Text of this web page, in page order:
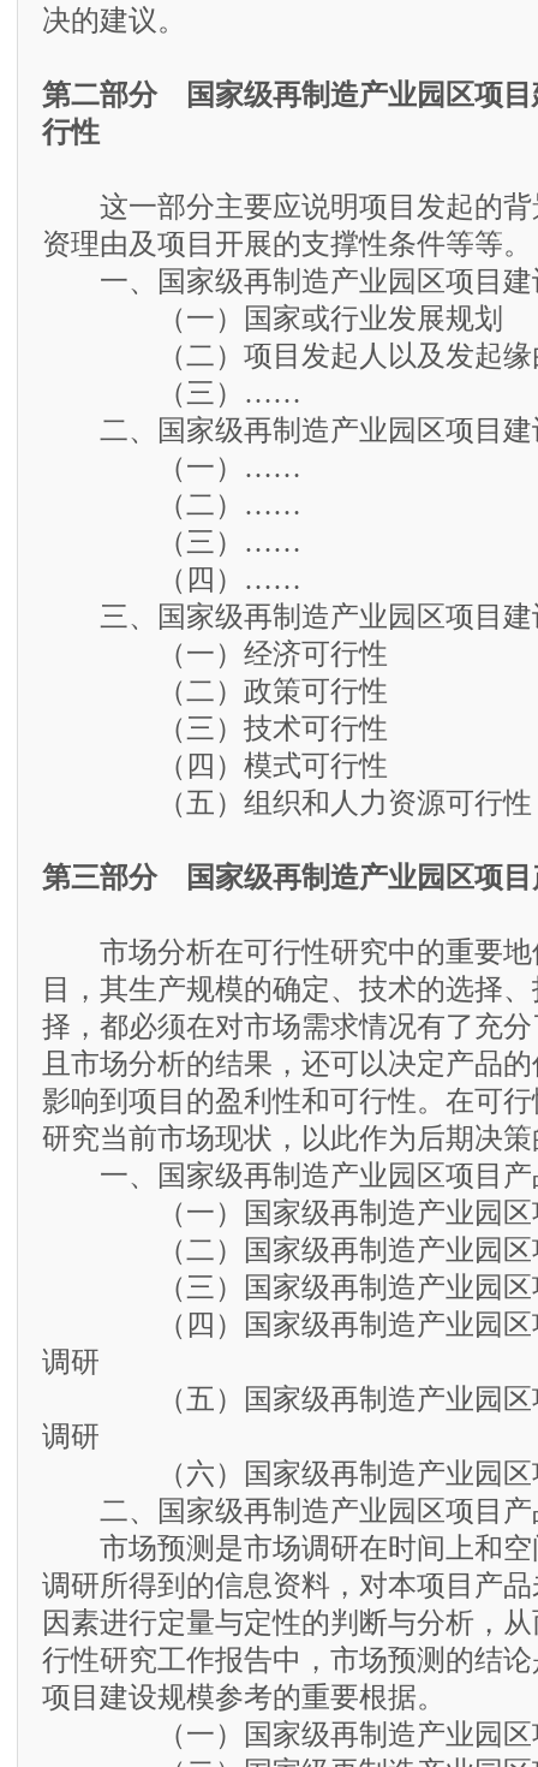
决的建议。
第二部分 国家级再制造产业园区项目
行性
这一部分主要应说明项目发起的背
资理由及项目开展的支撑性条件等等。
一、国家级再制造产业园区项目建
（一）国家或行业发展规划
（二）项目发起人以及发起缘
（三）……
二、国家级再制造产业园区项目建
（一）……
（二）……
（三）……
（四）……
三、国家级再制造产业园区项目建
（一）经济可行性
（二）政策可行性
（三）技术可行性
（四）模式可行性
（五）组织和人力资源可行性
第三部分 国家级再制造产业园区项目
市场分析在可行性研究中的重要地
目，其生产规模的确定、技术的选择
择，都必须在对市场需求情况有了充
且市场分析的结果，还可以决定产品
影响到项目的盈利性和可行性。在可
研究当前市场现状，以此作为后期决
一、国家级再制造产业园区项目产
（一）国家级再制造产业园区项
（二）国家级再制造产业园区项
（三）国家级再制造产业园区项
（四）国家级再制造产业园区项
调研
（五）国家级再制造产业园区项
调研
（六）国家级再制造产业园区项
二、国家级再制造产业园区项目产
市场预测是市场调研在时间上和空
调研所得到的信息资料，对本项目产
因素进行定量与定性的判断与分析，
行性研究工作报告中，市场预测的结
项目建设规模参考的重要根据。
（一）国家级再制造产业园区项